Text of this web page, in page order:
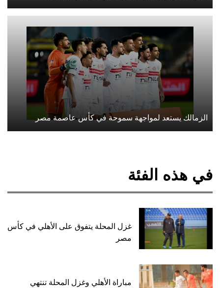
الزمالك يستعد لمواجهة سموحة في كأس عاصمة مصر
في هذه الفئة
غزل المحلة يتفوق على الأهلي في كأس
مصر
مباراة الأهلي وغزل المحلة تنتهي